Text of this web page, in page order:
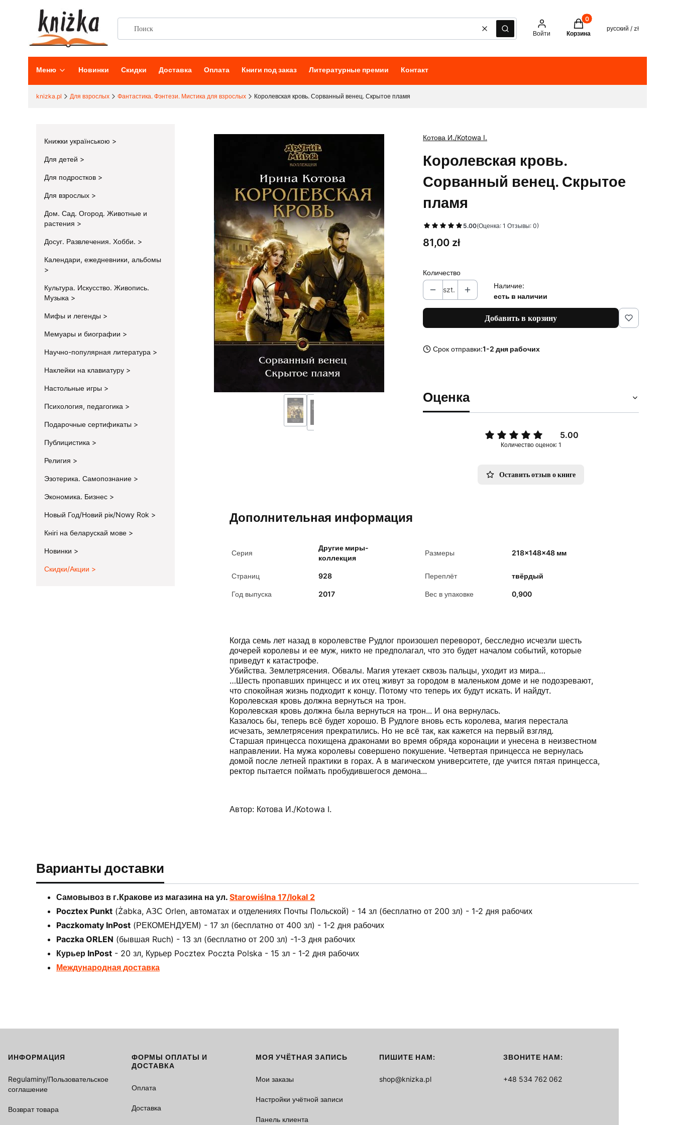
ОчиститьПоиск Войти
Товары в корзине: 0. See
Корзина
русский / zł
Меню Новинки Скидки Доставка Оплата Книги под заказ Литературные премии Контакт
knizka.pl Для взрослых Фантастика. Фэнтези. Мистика для взрослых Королевская кровь. Сорванный венец. Скрытое пламя
Книжки українською
Для детей
Для подростков
Для взрослых
Дом. Сад. Огород. Животные и
растения
Досуг. Развлечения. Хобби.
Календари, ежедневники, альбомы
Культура. Искусство. Живопись.
Музыка
Мифы и легенды
Мемуары и биографии
Научно-популярная литература
Наклейки на клавиатуру
Настольные игры
Психология, педагогика
Подарочные сертификаты
Публицистика
Религия
Эзотерика. Самопознание
Экономика. Бизнес
Новый Год/Новий рік/Nowy Rok
Кнігі на беларускай мове
Новинки
Скидки/Акции
Котова И./Kotowa I.
Королевская кровь.
Сорванный венец. Скрытое
пламя
5.00(Оценка: 1 Отзывы: 0)
Цена
81,00 zł
Количество
szt.
Наличие:
есть в наличии
Добавить в корзину
Срок отправки:1-2 дня рабочих
Оценка
5.00
Количество оценок: 1
Оставить отзыв о книге
Дополнительная информация
Серия
Другие миры-
коллекция
Размеры 218x148x48 мм
Страниц 928 Переплёт твёрдый
Год выпуска 2017 Вес в упаковке 0,900
Когда семь лет назад в королевстве Рудлог произошел переворот, бесследно исчезли шесть
дочерей королевы и ее муж, никто не предполагал, что это будет началом событий, которые
приведут к катастрофе.
Убийства. Землетрясения. Обвалы. Магия утекает сквозь пальцы, уходит из мира…
…Шесть пропавших принцесс и их отец живут за городом в маленьком доме и не подозревают,
что спокойная жизнь подходит к концу. Потому что теперь их будут искать. И найдут.
Королевская кровь должна вернуться на трон.
Королевская кровь должна была вернуться на трон... И она вернулась.
Казалось бы, теперь всё будет хорошо. В Рудлоге вновь есть королева, магия перестала
исчезать, землетрясения прекратились. Но не всё так, как кажется на первый взгляд.
Старшая принцесса похищена драконами во время обряда коронации и унесена в неизвестном
направлении. На мужа королевы совершено покушение. Четвертая принцесса не вернулась
домой после летней практики в горах. А в магическом университете, где учится пятая принцесса,
ректор пытается поймать пробудившегося демона...
Автор: Котова И./Kotowa I.
Варианты доставки
Самовывоз в г.Кракове из магазина на ул. Starowiślna 17/lokal 2
Pocztex Punkt (Żabka, АЗС Orlen, автоматах и отделениях Почты Польской) - 14 зл (бесплатно от 200 зл) - 1-2 дня рабочих
Paczkomaty InPost (РЕКОМЕНДУЕМ) - 17 зл (бесплатно от 400 зл) - 1-2 дня рабочих
Paczka ORLEN (бывшая Ruch) - 13 зл (бесплатно от 200 зл) -1-3 дня рабочих
Курьер InPost - 20 зл, Курьер Pocztex Poczta Polska - 15 зл - 1-2 дня рабочих
Международная доставка
Footer menu
ИНФОРМАЦИЯ
Regulaminy/Пользовательское
соглашение
Возврат товара
ФОРМЫ ОПЛАТЫ И
ДОСТАВКА
Оплата
Доставка
МОЯ УЧЁТНАЯ ЗАПИСЬ
Мои заказы
Настройки учётной записи
Панель клиента
ПИШИТЕ НАМ:
shop@knizka.pl
ЗВОНИТЕ НАМ:
+48 534 762 062